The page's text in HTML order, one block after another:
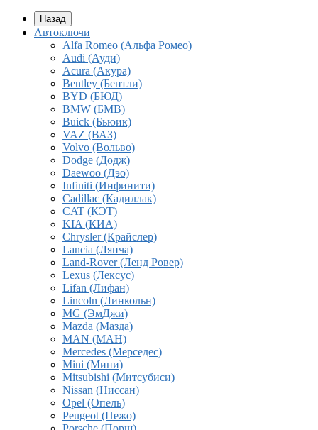
Назад
Автоключи
Alfa Romeo (Альфа Ромео)
Audi (Ауди)
Acura (Акура)
Bentley (Бентли)
BYD (БЮД)
BMW (БМВ)
Buick (Бьюик)
VAZ (ВАЗ)
Volvo (Вольво)
Dodge (Додж)
Daewoo (Дэо)
Infiniti (Инфинити)
Cadillac (Кадиллак)
CAT (КЭТ)
KIA (КИА)
Chrysler (Крайслер)
Lancia (Лянча)
Land-Rover (Ленд Ровер)
Lexus (Лексус)
Lifan (Лифан)
Lincoln (Линкольн)
MG (ЭмДжи)
Mazda (Мазда)
MAN (МАН)
Mercedes (Мерседес)
Mini (Мини)
Mitsubishi (Митсубиси)
Nissan (Ниссан)
Opel (Опель)
Peugeot (Пежо)